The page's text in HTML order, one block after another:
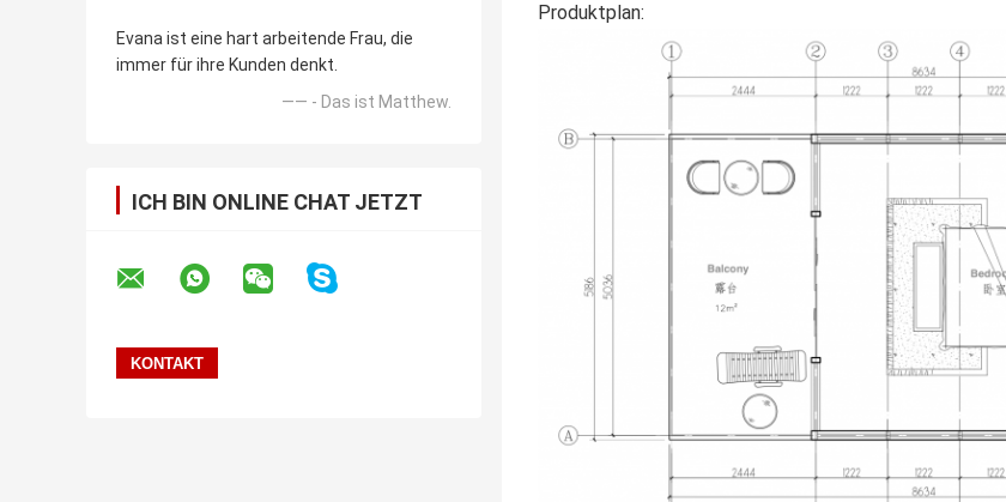
Evana ist eine hart arbeitende Frau, die
immer für ihre Kunden denkt.
—— - Das ist Matthew.
ICH BIN ONLINE CHAT JETZT
Produktplan: